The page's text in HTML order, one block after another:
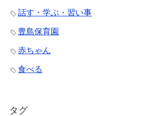
話す・学ぶ・習い事
豊島保育園
赤ちゃん
食べる
タグ